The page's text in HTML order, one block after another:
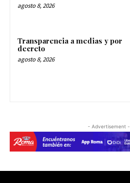
agosto 8, 2026
Transparencia a medias y por
decreto
agosto 8, 2026
- Advertisement -